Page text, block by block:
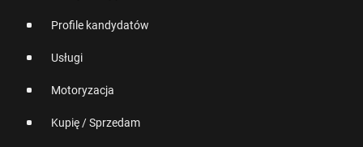
Profile kandydatów
Usługi
Motoryzacja
Kupię / Sprzedam